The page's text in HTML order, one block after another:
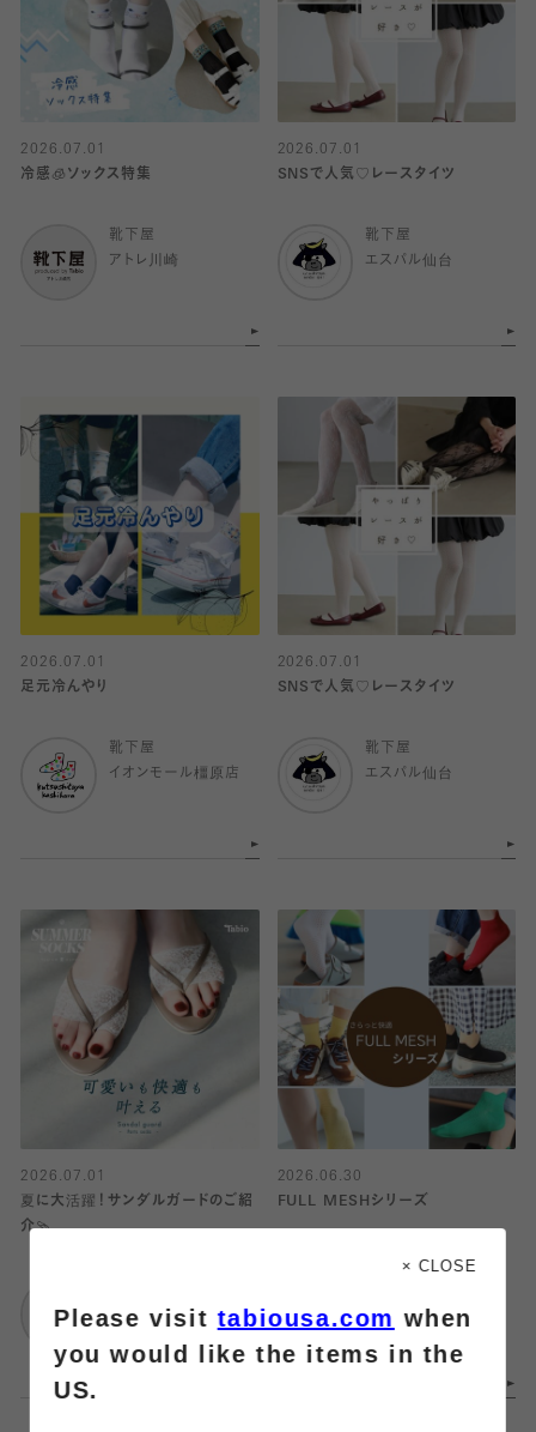
2026.07.01
冷感🧊ソックス特集
靴下屋
アトレ川崎
2026.07.01
SNSで人気♡レースタイツ
靴下屋
エスパル仙台
2026.07.01
足元冷んやり
靴下屋
イオンモール橿原店
2026.07.01
SNSで人気♡レースタイツ
靴下屋
エスパル仙台
2026.07.01
夏に大活躍！サンダルガードのご紹
介🩴
グランフロント大阪
2026.06.30
FULL MESHシリーズ
靴下屋
ア
× CLOSE
Please visittabiousa.com when
you would like the items in the
US.